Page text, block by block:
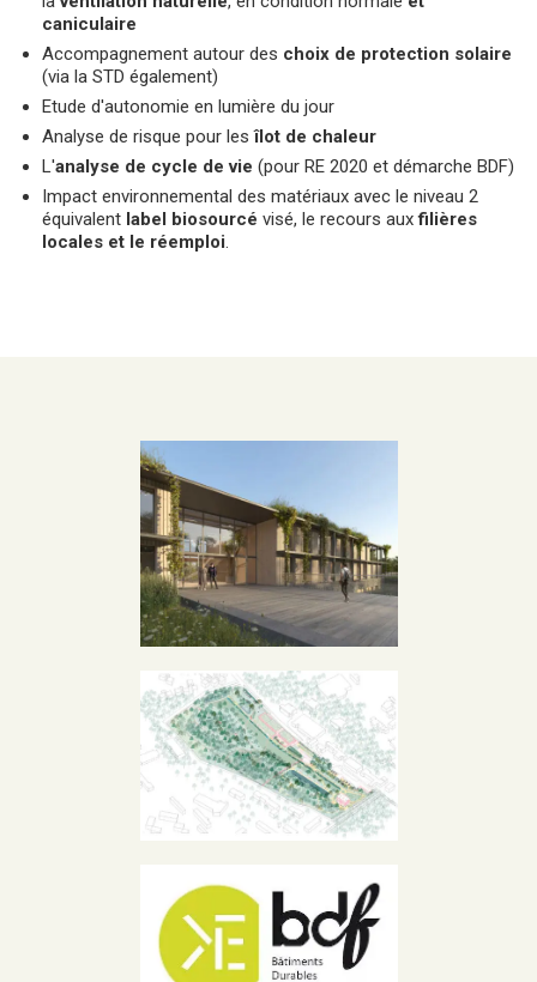
caniculaire
Accompagnement autour des choix de protection solaire
(via la STD également)
Etude d'autonomie en lumière du jour
Analyse de risque pour lesîlot de chaleur
L'analyse de cycle de vie (pour RE 2020 et démarche BDF)
Impact environnemental des matériaux avec le niveau 2
équivalent label biosourcé visé, le recours auxfilières
locales et le réemploi.